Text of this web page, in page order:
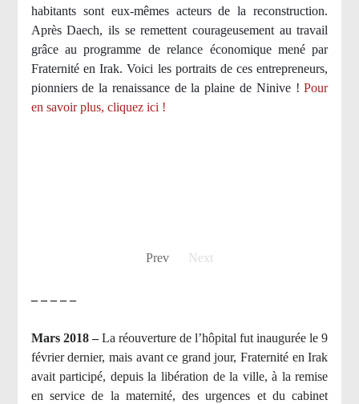
habitants sont eux-mêmes acteurs de la reconstruction.
Après Daech, ils se remettent courageusement au travail
grâce au programme de relance économique mené par
Fraternité en Irak. Voici les portraits de ces entrepreneurs,
pionniers de la renaissance de la plaine de Ninive !Pour
en savoir plus, cliquez ici !
Prev Next
– – – – –
Mars 2018 –La réouverture de l’hôpital fut inaugurée le 9
février dernier, mais avant ce grand jour, Fraternité en Irak
avait participé, depuis la libération de la ville, à la remise
en service de la maternité, des urgences et du cabinet